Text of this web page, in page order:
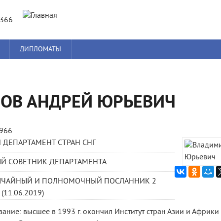
ДИПЛОМАТЫ
АНДРЕЙ ЮРЬЕВИЧ
ДЕПАРТАМЕНТ СТРАН СНГ
СОВЕТНИК ДЕПАРТАМЕНТА
И ПОЛНОМОЧНЫЙ ПОСЛАННИК 2
высшее в 1993 г. окончил Институт стран Азии и